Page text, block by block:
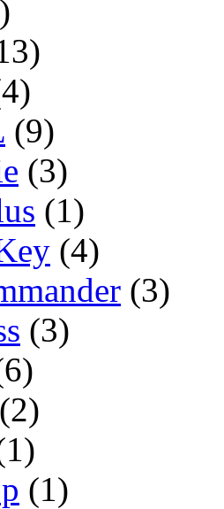
(9)
(3)
(1)
(4)
(3)
(3)
(2)
(1)